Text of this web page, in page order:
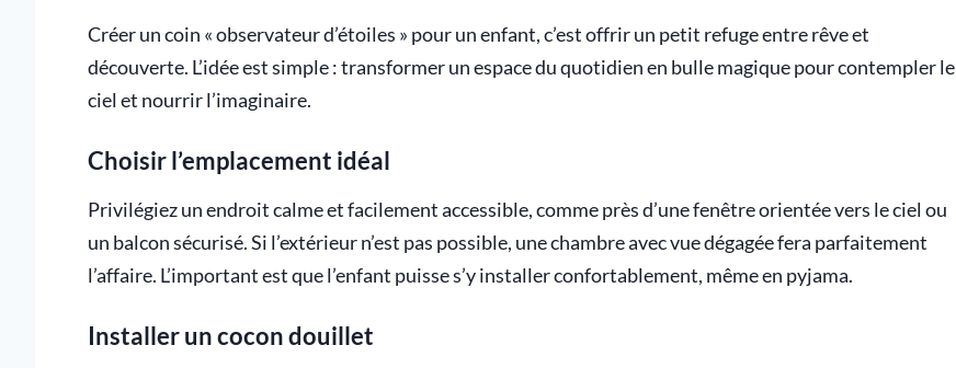
Créer un coin « observateur d’étoiles » pour un enfant, c’est offrir un petit refuge entre rêve et
découverte. L’idée est simple : transformer un espace du quotidien en bulle magique pour contempler le
ciel et nourrir l’imaginaire.
Choisir l’emplacement idéal
Privilégiez un endroit calme et facilement accessible, comme près d’une fenêtre orientée vers le ciel ou
un balcon sécurisé. Si l’extérieur n’est pas possible, une chambre avec vue dégagée fera parfaitement
l’affaire. L’important est que l’enfant puisse s’y installer confortablement, même en pyjama.
Installer un cocon douillet